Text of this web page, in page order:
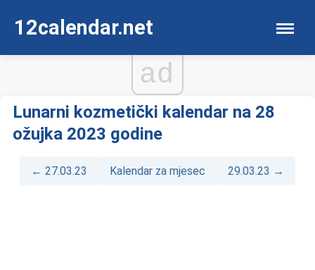
12calendar.net
ad
Lunarni kozmetički kalendar na 28
ožujka 2023 godine
← 27.03.23 Kalendar za mjesec 29.03.23 →